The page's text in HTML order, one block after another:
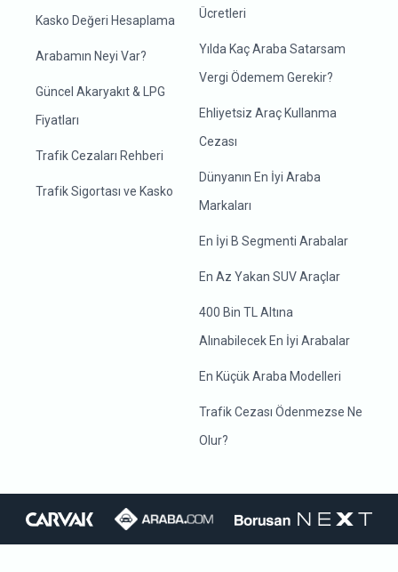
Kasko Değeri Hesaplama
Arabamın Neyi Var?
Güncel Akaryakıt & LPG
Fiyatları
Trafik Cezaları Rehberi
Trafik Sigortası ve Kasko
Ücretleri
Yılda Kaç Araba Satarsam
Vergi Ödemem Gerekir?
Ehliyetsiz Araç Kullanma
Cezası
Dünyanın En İyi Araba
Markaları
En İyi B Segmenti Arabalar
En Az Yakan SUV Araçlar
400 Bin TL Altına
Alınabilecek En İyi Arabalar
En Küçük Araba Modelleri
Trafik Cezası Ödenmezse Ne
Olur?